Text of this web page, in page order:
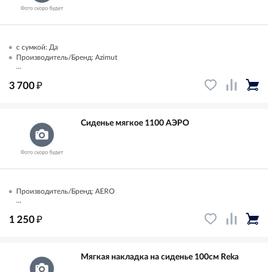
с сумкой: Да
Производитель/Бренд: Azimut
...
3 700₽
Сиденье мягкое 1100 АЭРО
Производитель/Бренд: AERO
...
1 250₽
Мягкая накладка на сиденье 100см Reka